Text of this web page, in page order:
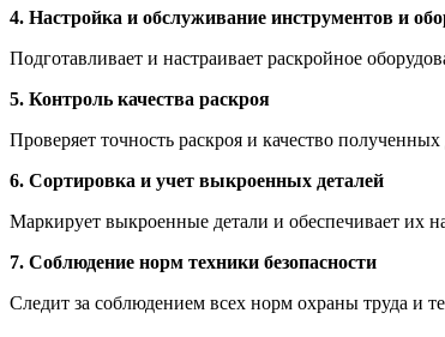
4. Настройка и обслуживание инструментов и
Подготавливает и настраивает раскройное
5. Контроль качества раскроя
Проверяет точность раскроя и качество
6. Сортировка и учет выкроенных деталей
Маркирует выкроенные детали и обеспечивает их
7. Соблюдение норм техники безопасности
Следит за соблюдением всех норм охраны труда и